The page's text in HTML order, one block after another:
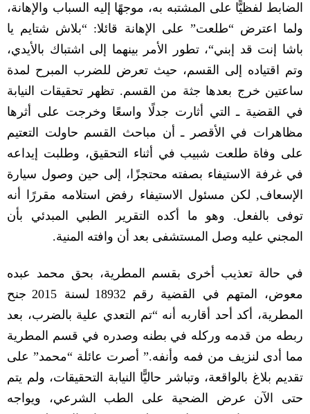
الضابط لفظيًّا على المشتبه به، موجهًا إليه السباب والإهانة،
ولما اعترض “طلعت” على الإهانة قائلا: “بلاش شتايم يا
باشا إنت قد إبني “، تطور الأمر بينهما إلى اشتباك بالأيدي،
وتم اقتياده إلى القسم، حيث تعرض للضرب المبرح لمدة
ساعتين خرج بعدها جثة من القسم. تظهر تحقيقات النيابة
في القضية ـ التي أثارت جدلًا واسعًا وخرجت على أثرها
مظاهرات في الأقصر ـ أن مباحث القسم حاولت التعتيم
على وفاة طلعت شبيب في أثناء التحقيق، وطلبت إيداعه
في غرفة الاستيفاء بصفته محتجزًا، إلى حين وصول سيارة
الإسعاف, لكن مسئول الاستيفاء رفض استلامه مقررًا أنه
توفى بالفعل.
وهو ما أكده التقرير الطبي المبدئي بأن
المجني عليه وصل المستشفى بعد أن وافته المنية.
في حالة تعذيب أخرى بقسم المطرية، بحق محمد عبده
معوض، المتهم في القضية رقم
18932 لسنة 2015
جنح
المطرية، أكد أحد أقاربه أنه “تم التعدي علية بالضرب، بعد
ربطه من قدمه وركله في بطنه وصدره في قسم المطرية
مما أدى لنزيف من فمه وأنفه.” أصرت عائلة “محمد” على
تقديم بلاغ بالواقعة، وتباشر حاليًّا النيابة التحقيقات، ولم يتم
حتى الآن عرض الضحية على الطب الشرعي، ويواجه